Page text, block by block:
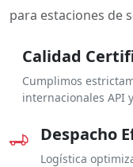
para estaciones de
Calidad
Cumplimos
internacionales API y
Despacho
Logística